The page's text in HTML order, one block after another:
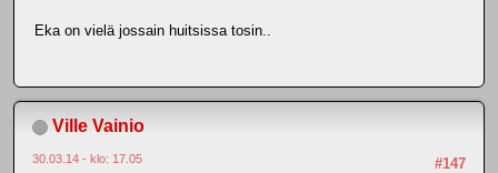
Eka on vielä jossain huitsissa tosin..
Ville Vainio
#147
30.03.14 - klo: 17.05